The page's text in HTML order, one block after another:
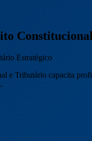
Estratégico
Tributário capacita